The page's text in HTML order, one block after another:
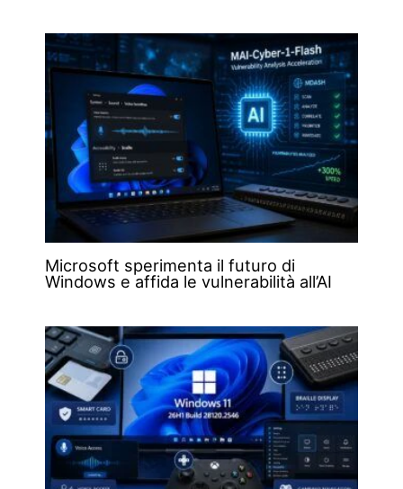
Microsoft sperimenta il futuro di
Windows e affida le vulnerabilità all’AI